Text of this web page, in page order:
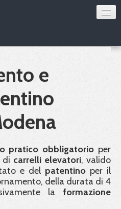
Sorveglianza sanitaria
Convenzioni
Blog
Chi siamo
Contatti
Verifica 8108
e
pratico obbligatorio per
di carrelli elevatori, valido
e del patentino per il
della durata di 4
la formazione